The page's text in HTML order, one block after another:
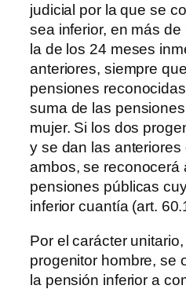
judicial por la que se
sea inferior, en más
la de los 24 meses
anteriores, siempre
pensiones
suma de las
mujer. Si los dos
y se dan las
ambos, se reconocerá
pensiones públicas
inferior cuantía (art.
Por el carácter
progenitor hombre, se
la pensión inferior a